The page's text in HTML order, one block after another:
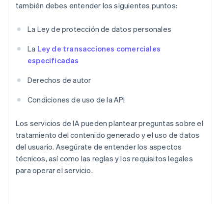
también debes entender los siguientes puntos:
La Ley de protección de datos personales
La Ley de transacciones comerciales
especificadas
Derechos de autor
Condiciones de uso de la API
Los servicios de IA pueden plantear preguntas sobre el
tratamiento del contenido generado y el uso de datos
del usuario. Asegúrate de entender los aspectos
técnicos, así como las reglas y los requisitos legales
para operar el servicio.